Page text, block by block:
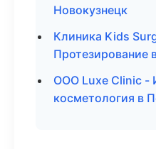
Новокузнецк
Клиника Kids
Протезирование
ООО Luxe Clinic -
косметология в